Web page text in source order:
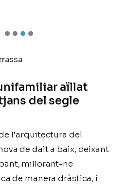
aïllat
del segle
l’arquitectura del
de dalt a baix, deixant
millorant-ne
de manera dràstica, i